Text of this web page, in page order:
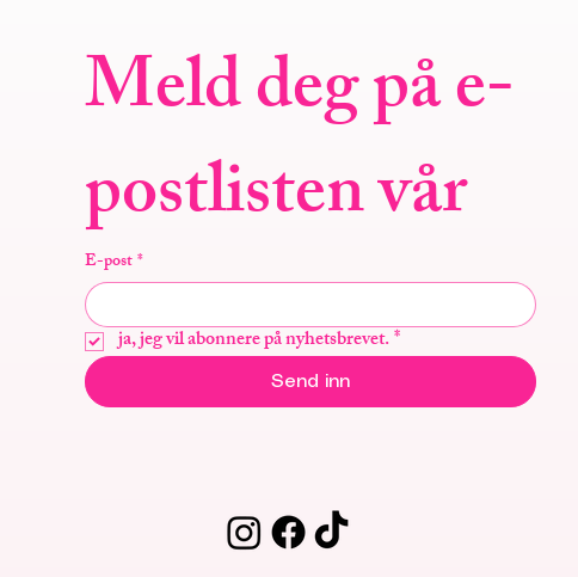
Meld deg på e-
postlisten vår
E-post*
ja, jeg vil abonnere på nyhetsbrevet.*
Send inn